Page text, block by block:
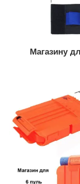
Магазину